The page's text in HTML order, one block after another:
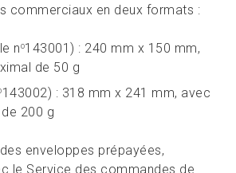
commerciaux en deux formats :
no143001) : 240 mm x 150 mm,
de 50 g
143002) : 318 mm x 241 mm, avec
200 g
enveloppes prépayées,
le Service des commandes de